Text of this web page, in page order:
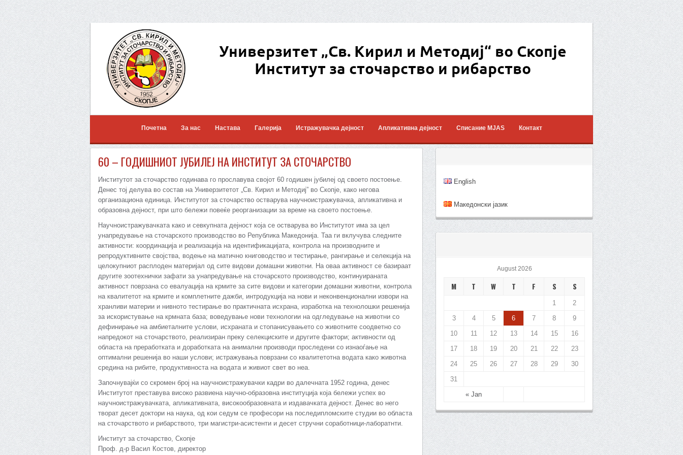
Почетна За нас Настава Галерија Истражувачка дејност Апликативна дејност Списание MJAS Контакт
60 – ГОДИШНИОТ ЈУБИЛЕЈ НА ИНСТИТУТ ЗА СТОЧАРСТВО
Институтот за сточарство годинава го прославува својот 60 годишен јубилеј од своето постоење.
Денес тој делува во состав на Универзитетот „Св. Кирил и Методиј” во Скопје, како негова
организациона единица. Институтот за сточарство остварува научноистражувачка, апликативна и
образовна дејност, при што бележи повеќе реорганизации за време на своето постоење.
Научноистражувачката како и севкупната дејност која се остварува во Институтот има за цел
унапредување на сточарското производство во Република Македонија. Таа ги вклучува следните
активности: координација и реализација на идентификацијата, контрола на производните и
репродуктивните својства, водење на матично книговодство и тестирање, рангирање и селекција на
целокупниот расплоден материјал од сите видови домашни животни. На оваа активност се базираат
другите зоотехнички зафати за унапредување на сточарското производство, континуираната
активност поврзана со евалуација на крмите за сите видови и категории домашни животни, контрола
на квалитетот на крмите и комплетните дажби, интродукција на нови и неконвенционални извори на
хранливи материи и нивното тестирање во практичната исхрана, изработка на технолошки решенија
за искористување на крмната база; воведување нови технологии на одгледување на животни со
дефинирање на амбиеталните услови, исхраната и стопанисувањето со животните соодветно со
напредокот на сточарството, реализиран преку селекциските и другите фактори; активности од
областа на преработката и доработката на анимални производи проследени со изнаоѓање на
оптимални решенија во наши услови; истражувања поврзани со квалитетотна водата како животна
средина на рибите, продуктивноста на водата и живиот свет во неа.
Започнувајќи со скромен број на научноистражувачки кадри во далечната 1952 година, денес
Институтот преставува високо развиена научно-образовна институција која бележи успех во
научноистражувачката, апликативната, високообразовната и издавачката дејност. Денес во него
творат десет доктори на наука, од кои седум се професори на последипломските студии во областа
на сточарството и рибарството, три магистри-асистенти и десет стручни соработници-лаборатнти.
Институт за сточарство, Скопје
Проф. д-р Васил Костов, директор
English
Mакедонски јазик
August 2026
M T W T F S S
« Jan
1
2
3
4 5 6 7 8
9
10
11 12 13 14 15
16
17
18 19 20 21 22
23
24
25 26 27 28 29
30
31